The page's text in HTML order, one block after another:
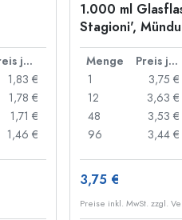
Preis je Stück
1,83 €
1,78 €
1,71 €
1,46 €
1.000 ml
Stagioni',
Menge Preis je Stück
1
3,75 €
12
3,63 €
48
3,53 €
96
3,44 €
3,75 €
Preise inkl. MwSt. zzgl.